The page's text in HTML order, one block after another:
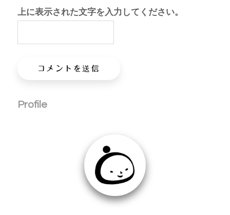
上に表示された文字を入力してください。
Profile